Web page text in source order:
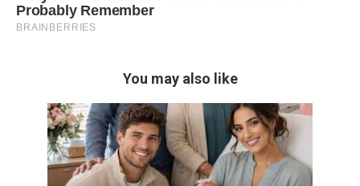
You may also like